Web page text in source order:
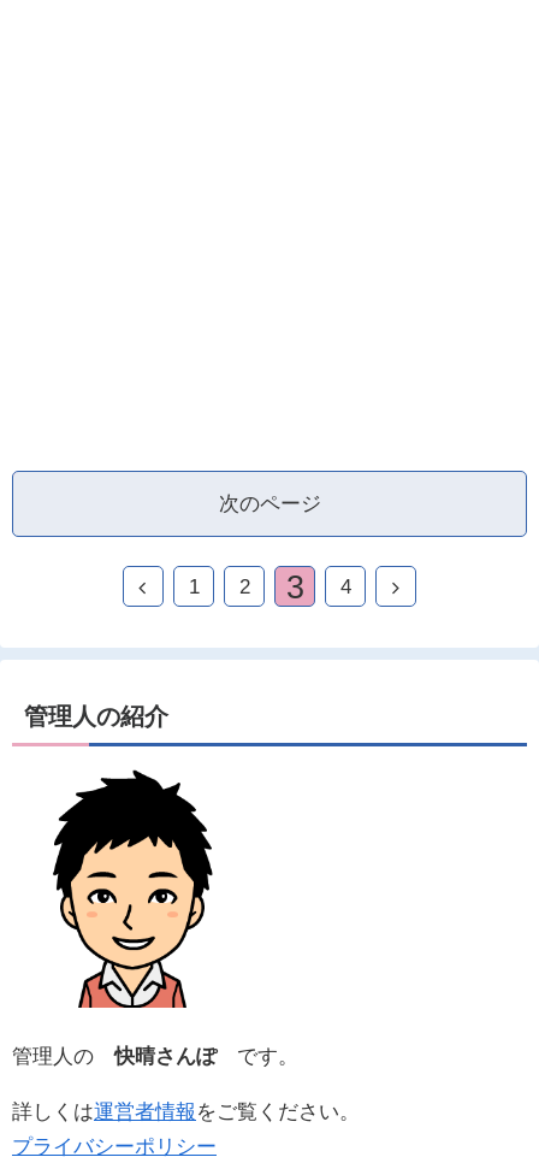
次のページ
1 2 3 4
管理人の紹介
管理人の快晴さんぽです。
詳しくは運営者情報 をご覧ください。
プライバシーポリシー